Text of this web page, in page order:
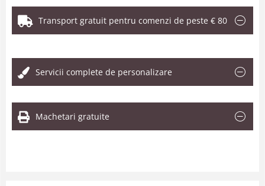
Transport gratuit pentru comenzi de peste € 80
Servicii complete de personalizare
Machetari gratuite